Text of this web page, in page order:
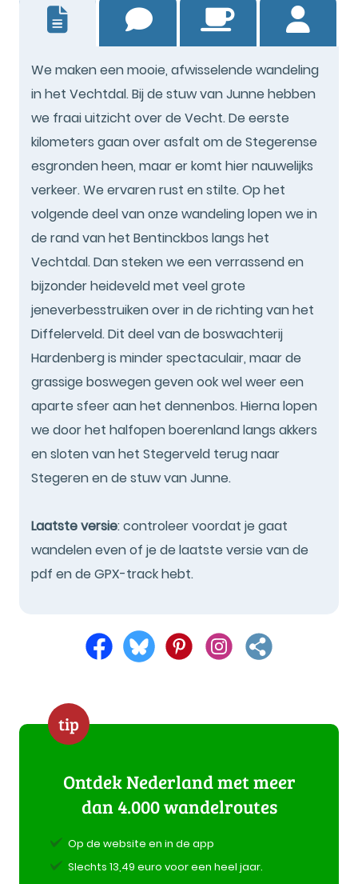
We maken een mooie, afwisselende wandeling
in het Vechtdal. Bij de stuw van Junne hebben
we fraai uitzicht over de Vecht. De eerste
kilometers gaan over asfalt om de Stegerense
esgronden heen, maar er komt hier nauwelijks
verkeer. We ervaren rust en stilte. Op het
volgende deel van onze wandeling lopen we in
de rand van het Bentinckbos langs het
Vechtdal. Dan steken we een verrassend en
bijzonder heideveld met veel grote
jeneverbesstruiken over in de richting van het
Diffelerveld. Dit deel van de boswachterij
Hardenberg is minder spectaculair, maar de
grassige boswegen geven ook wel weer een
aparte sfeer aan het dennenbos. Hierna lopen
we door het halfopen boerenland langs akkers
en sloten van het Stegerveld terug naar
Stegeren en de stuw van Junne.
Laatste versie: controleer voordat je gaat
wandelen even of je de laatste versie van de
pdf en de GPX-track hebt.
tip
Ontdek Nederland met meer
dan 4.000 wandelroutes
Op de website en in de app
Slechts 13,49 euro voor een heel jaar.